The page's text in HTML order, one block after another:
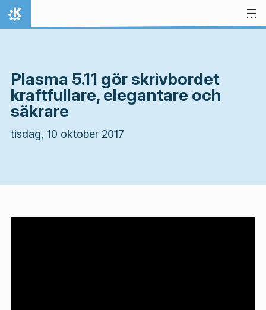
Gå till innehåll
Hem
Plasma 5.11 gör skrivbordet
kraftfullare, elegantare och
säkrare
tisdag, 10 oktober 2017